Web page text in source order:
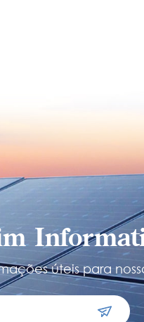
úteis para